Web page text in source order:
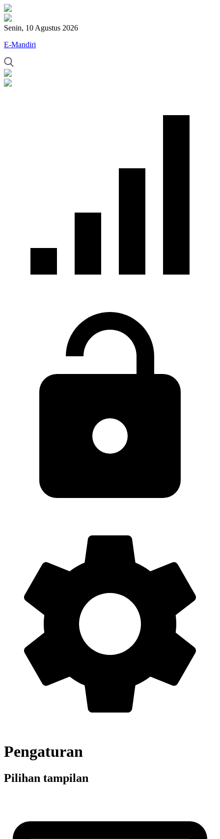
Senin, 10 Agustus 2026
E-Mandiri
Pengaturan
Pilihan tampilan